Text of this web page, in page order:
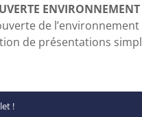
de l’environnement
de présentations
!